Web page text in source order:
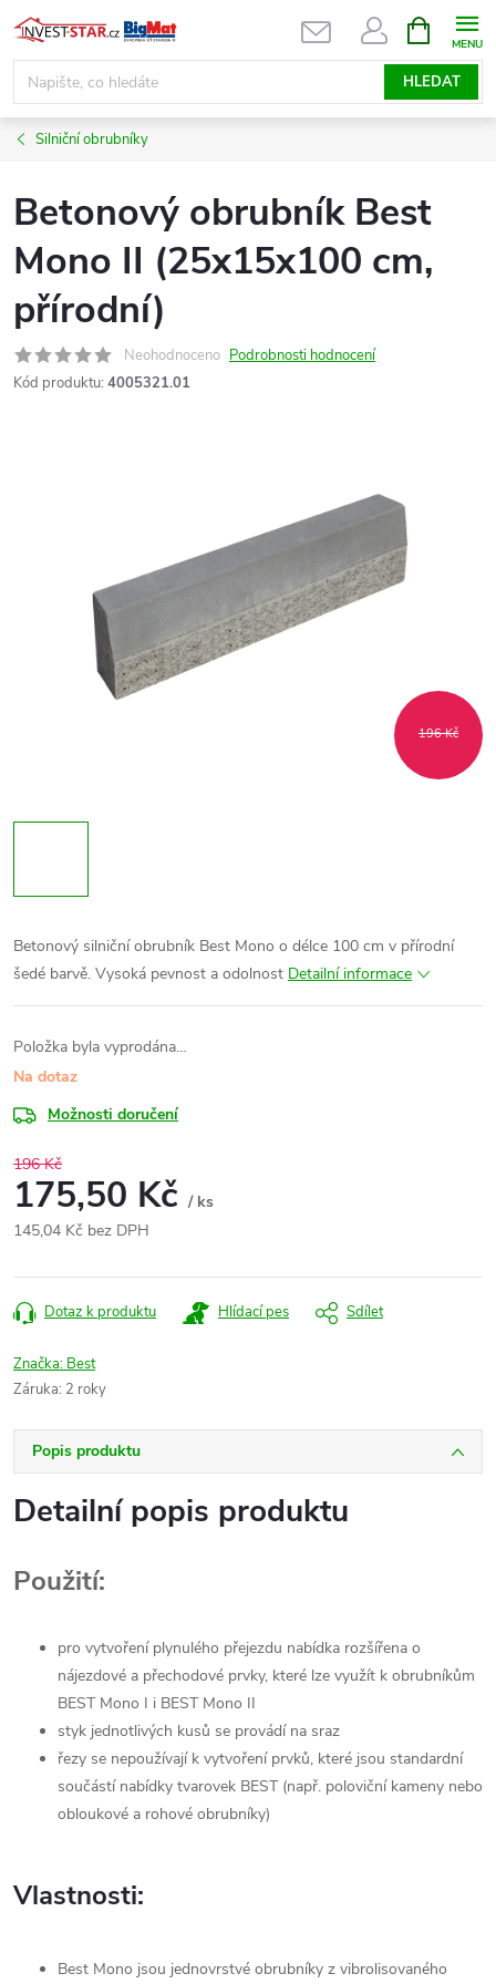
Přejít
na
obsah
HLEDAT
NÁKUPNÍ
KOŠÍK
Silniční obrubníky
Betonový obrubník Best
Mono II (25x15x100 cm,
přírodní)
Neohodnoceno Podrobnosti hodnocení
Kód produktu: 4005321.01
196 Kč
Betonový silniční obrubník Best Mono o délce 100 cm v přírodní
šedé barvě. Vysoká pevnost a odolnost Detailní informace
Položka byla vyprodána…
Na dotaz
Možnosti doručení
196 Kč
175,50 Kč / ks
145,04 Kč bez DPH
cena:
Dotaz k produktu Hlídací pes Sdílet
Značka: Best
Záruka: 2 roky
Popis produktu
Detailní popis produktu
Použití:
pro vytvoření plynulého přejezdu nabídka rozšířena o
nájezdové a přechodové prvky, které lze využít k obrubníkům
BEST Mono I i BEST Mono II
styk jednotlivých kusů se provádí na sraz
řezy se nepoužívají k vytvoření prvků, které jsou standardní
součástí nabídky tvarovek BEST (např. poloviční kameny nebo
obloukové a rohové obrubníky)
Vlastnosti:
Best Mono jsou jednovrstvé obrubníky z vibrolisovaného